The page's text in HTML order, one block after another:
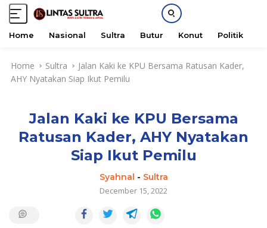
Home Nasional Sultra Butur Konut Politik
Home Sultra
Jalan Kaki ke KPU Bersama Ratusan Kader,
AHY Nyatakan Siap Ikut Pemilu
Jalan Kaki ke KPU Bersama
Ratusan Kader, AHY Nyatakan
Siap Ikut Pemilu
Syahnal - Sultra
December 15, 2022